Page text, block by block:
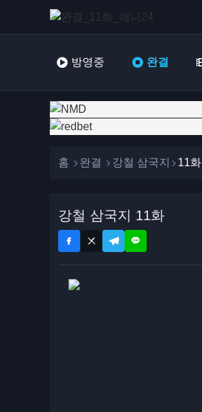
방영중 완결
홈 완결 강철 삼국지 11화
강철 삼국지 11화